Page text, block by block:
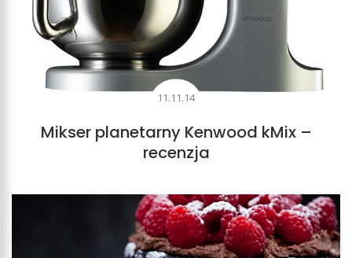
11.11.14
Mikser planetarny Kenwood kMix –
recenzja